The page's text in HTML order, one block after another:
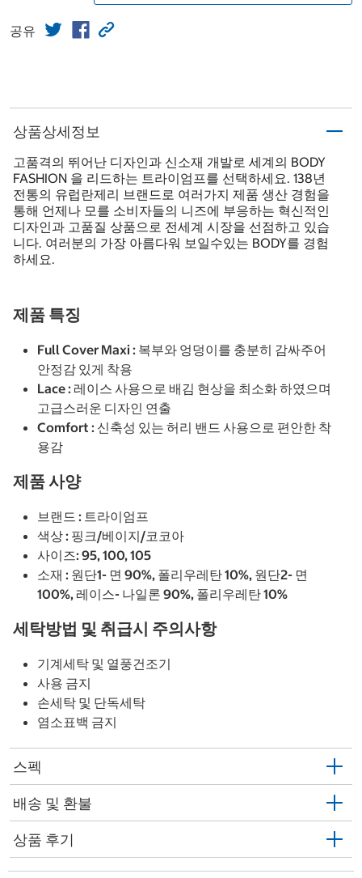
공유
상품상세정보
고품격의 뛰어난 디자인과 신소재 개발로 세계의 BODY
FASHION 을 리드하는 트라이엄프를 선택하세요. 138년
전통의 유럽란제리 브랜드로 여러가지 제품 생산 경험을
통해 언제나 모를 소비자들의 니즈에 부응하는 혁신적인
디자인과 고품질 상품으로 전세계 시장을 선점하고 있습
니다. 여러분의 가장 아름다워 보일수있는 BODY를 경험
하세요.
제품 특징
Full Cover Maxi : 복부와 엉덩이를 충분히 감싸주어
안정감 있게 착용
Lace : 레이스 사용으로 배김 현상을 최소화 하였으며
고급스러운 디자인 연출
Comfort : 신축성 있는 허리 밴드 사용으로 편안한 착
용감
제품 사양
브랜드 : 트라이엄프
색상 : 핑크/베이지/코코아
사이즈: 95, 100, 105
소재 : 원단1- 면 90%, 폴리우레탄 10%, 원단2- 면
100%, 레이스- 나일론 90%, 폴리우레탄 10%
세탁방법 및 취급시 주의사항
기계세탁 및 열풍건조기
사용 금지
손세탁 및 단독세탁
염소표백 금지
스펙
배송 및 환불
상품 후기